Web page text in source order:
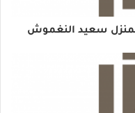
سعيد النغموش